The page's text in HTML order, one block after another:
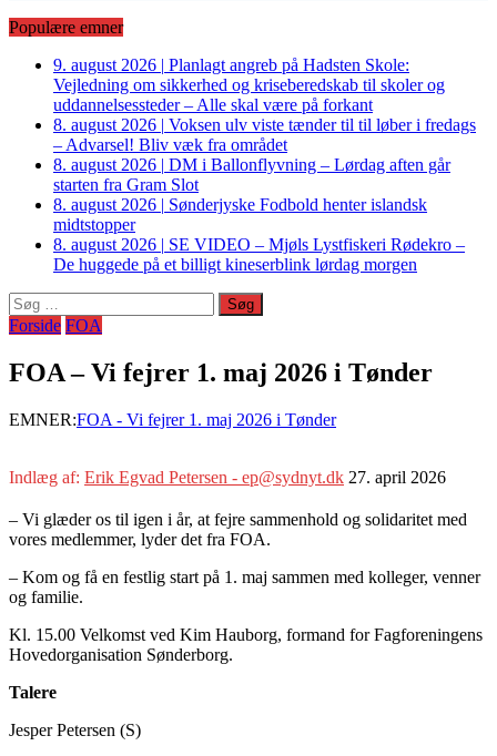
Populære emner
9. august 2026 | Planlagt angreb på Hadsten Skole:
Vejledning om sikkerhed og kriseberedskab til skoler og
uddannelsessteder – Alle skal være på forkant
8. august 2026 | Voksen ulv viste tænder til til løber i fredags
– Advarsel! Bliv væk fra området
8. august 2026 | DM i Ballonflyvning – Lørdag aften går
starten fra Gram Slot
8. august 2026 | Sønderjyske Fodbold henter islandsk
midtstopper
8. august 2026 | SE VIDEO – Mjøls Lystfiskeri Rødekro –
De huggede på et billigt kineserblink lørdag morgen
Søg
efter:
Forside FOA
FOA – Vi fejrer 1. maj 2026 i Tønder
EMNER:FOA - Vi fejrer 1. maj 2026 i Tønder
Indlæg af: Erik Egvad Petersen - ep@sydnyt.dk 27. april 2026
– Vi glæder os til igen i år, at fejre sammenhold og solidaritet med
vores medlemmer, lyder det fra FOA.
– Kom og få en festlig start på 1. maj sammen med kolleger, venner
og familie.
Kl. 15.00 Velkomst ved Kim Hauborg, formand for Fagforeningens
Hovedorganisation Sønderborg.
Talere
Jesper Petersen (S)